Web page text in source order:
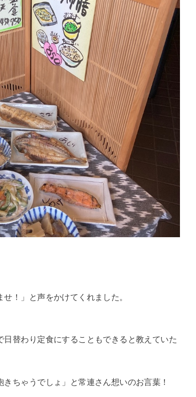
！」と声をかけてくれました。
替わり定食にすることもできると教えていた
ちゃうでしょ」と常連さん想いのお言葉！